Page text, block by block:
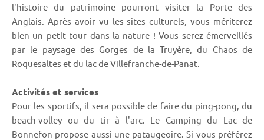
l'histoire du patrimoine pourront visiter la Porte des
Anglais. Après avoir vu les sites culturels, vous mériterez
bien un petit tour dans la nature ! Vous serez émerveillés
par le paysage des Gorges de la Truyère, du Chaos de
Roquesaltes et du lac de Villefranche-de-Panat.
Activités et services
Pour les sportifs, il sera possible de faire du ping-pong, du
beach-volley ou du tir à l'arc. Le Camping du Lac de
Bonnefon propose aussi une pataugeoire. Si vous préférez